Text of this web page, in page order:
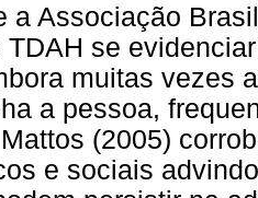
a Associação
TDAH se
muitas vezes
a pessoa,
(2005)
e sociais